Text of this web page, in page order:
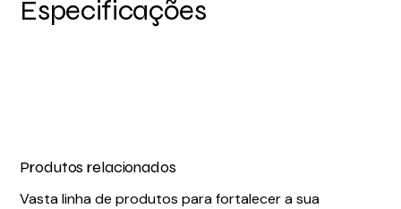
Especificações
Produtos relacionados
Vasta linha de produtos para fortalecer a sua